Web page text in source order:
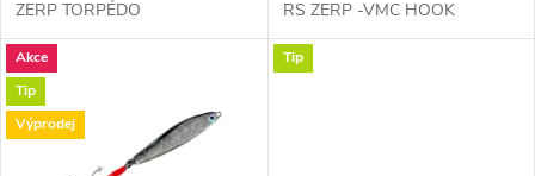
u
k
d
u
k
ZERP TORPÉDO RS ZERP -VMC HOOK
Akce
Tip
Výprodej
Tip